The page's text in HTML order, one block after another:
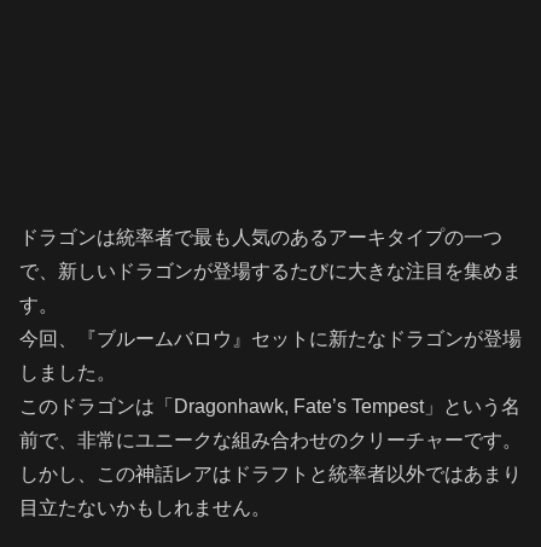
ドラゴンは統率者で最も人気のあるアーキタイプの一つ
で、新しいドラゴンが登場するたびに大きな注目を集めま
す。
今回、『ブルームバロウ』セットに新たなドラゴンが登場
しました。
このドラゴンは「Dragonhawk, Fate’s Tempest」という名
前で、非常にユニークな組み合わせのクリーチャーです。
しかし、この神話レアはドラフトと統率者以外ではあまり
目立たないかもしれません。